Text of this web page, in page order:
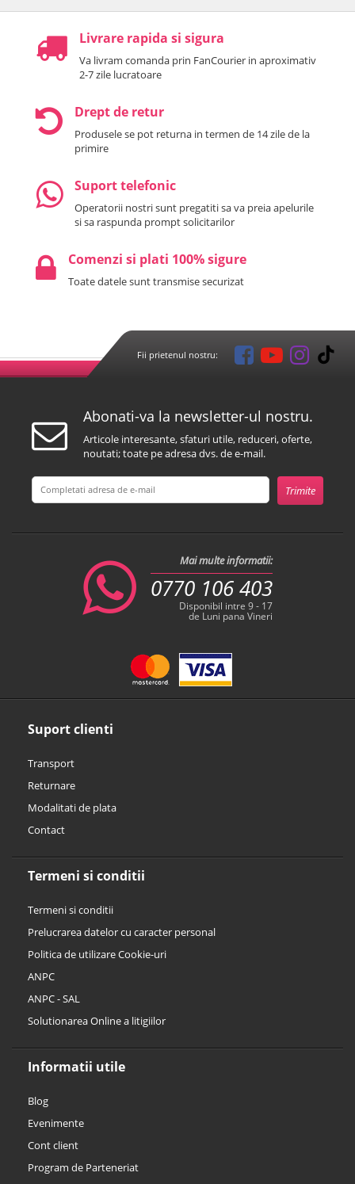
Livrare rapida si sigura
Va livram comanda prin FanCourier in aproximativ
2-7 zile lucratoare
Drept de retur
Produsele se pot returna in termen de 14 zile de la
primire
Suport telefonic
Operatorii nostri sunt pregatiti sa va preia apelurile
si sa raspunda prompt solicitarilor
Comenzi si plati 100% sigure
Toate datele sunt transmise securizat
Fii prietenul nostru:
Suport clienti
Transport
Returnare
Modalitati de plata
Contact
Termeni si conditii
Termeni si conditii
Prelucrarea datelor cu caracter personal
Politica de utilizare Cookie-uri
ANPC
ANPC - SAL
Solutionarea Online a litigiilor
Informatii utile
Blog
Evenimente
Cont client
Program de Parteneriat
Abonati-va la newsletter-ul nostru.
Articole interesante, sfaturi utile, reduceri, oferte,
noutati; toate pe adresa dvs. de e-mail.
Mai multe informatii:
0770 106 403
Disponibil intre 9 - 17
de Luni pana Vineri